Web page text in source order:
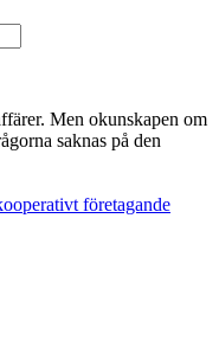
Men okunskapen om
saknas på den
företagande